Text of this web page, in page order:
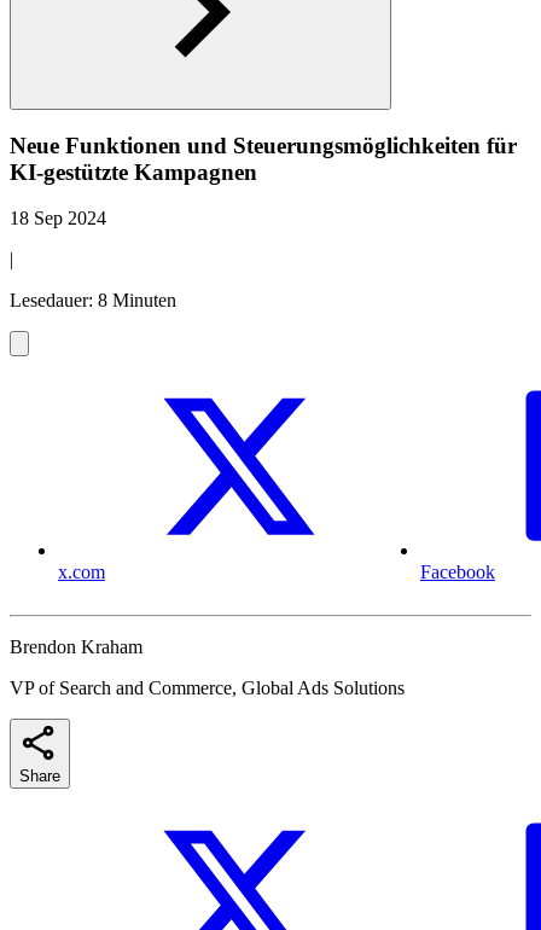
Neue Funktionen und Steuerungsmöglichkeiten für
KI-gestützte Kampagnen
18 Sep 2024
|
Lesedauer: 8 Minuten
x.com Facebook
Brendon Kraham
VP of Search and Commerce, Global Ads Solutions
Share